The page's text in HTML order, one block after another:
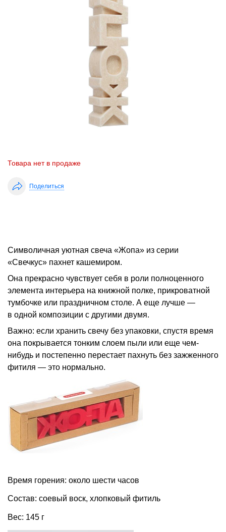
Товара нет в продаже
Поделиться
Символичная уютная свеча «Жопа» из серии
«Свечкус» пахнет кашемиром.
Она прекрасно чувствует себя в роли полноценного
элемента интерьера на книжной полке, прикроватной
тумбочке или праздничном столе. А еще лучше —
в одной композиции с другими двумя.
Важно: если хранить свечу без упаковки, спустя время
она покрывается тонким слоем пыли или еще чем-
нибудь и постепенно перестает пахнуть без зажженного
фитиля — это нормально.
Время горения: около шести часов
Состав: соевый воск, хлопковый фитиль
Вес: 145 г